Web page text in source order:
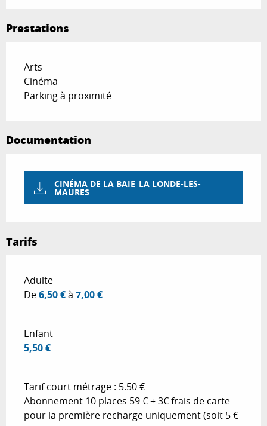
Prestations
Arts
Cinéma
Parking à proximité
Documentation
CINÉMA DE LA BAIE_LA LONDE-LES-
MAURES
Tarifs
Tarifs 2026
Adulte
De6,50 €à 7,00 €
Enfant
5,50 €
Tarif court métrage : 5.50 €
Abonnement 10 places 59 € + 3€ frais de carte
pour la première recharge uniquement (soit 5 €